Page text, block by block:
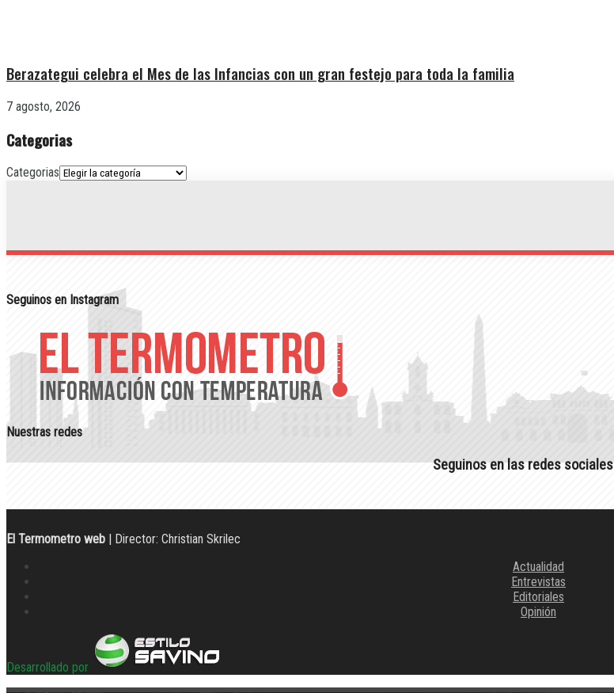
Berazategui celebra el Mes de las Infancias con un gran festejo para toda la familia
7 agosto, 2026
Categorias
Categorias
Seguinos en Instagram
Nuestras redes
Seguinos en las redes sociales
El Termometro web | Director: Christian Skrilec
Actualidad
Entrevistas
Editoriales
Opinión
Desarrollado por